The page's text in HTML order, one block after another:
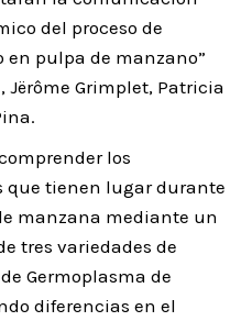
del proceso de
pulpa de manzano”
Jërôme Grimplet, Patricia
los
que tienen lugar durante
manzana mediante un
tres variedades de
Germoplasma de
diferencias en el